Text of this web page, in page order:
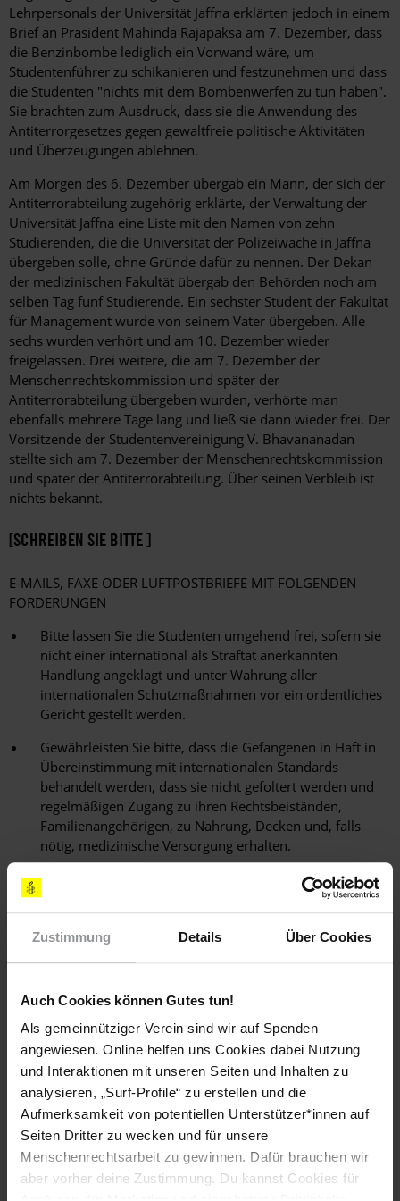
Zustimmung Details Über Cookies
Auch Cookies können Gutes tun!
Als gemeinnütziger Verein sind wir auf Spenden
angewiesen. Online helfen uns Cookies dabei Nutzung
und Interaktionen mit unseren Seiten und Inhalten zu
analysieren, „Surf-Profile“ zu erstellen und die
Aufmerksamkeit von potentiellen Unterstützer*innen auf
Seiten Dritter zu wecken und für unsere
Menschenrechtsarbeit zu gewinnen. Dafür brauchen wir
aber vorher deine Zustimmung. Du kannst Cookies für
Lehrpersonals der Universität Jaffna erklärten jedoch in einem
Brief an Präsident Mahinda Rajapaksa am 7. Dezember, dass
die Benzinbombe lediglich ein Vorwand wäre, um
Studentenführer zu schikanieren und festzunehmen und dass
die Studenten "nichts mit dem Bombenwerfen zu tun haben".
Sie brachten zum Ausdruck, dass sie die Anwendung des
Antiterrorgesetzes gegen gewaltfreie politische Aktivitäten
und Überzeugungen ablehnen.
Am Morgen des 6. Dezember übergab ein Mann, der sich der
Antiterrorabteilung zugehörig erklärte, der Verwaltung der
Universität Jaffna eine Liste mit den Namen von zehn
Studierenden, die die Universität der Polizeiwache in Jaffna
übergeben solle, ohne Gründe dafür zu nennen. Der Dekan
der medizinischen Fakultät übergab den Behörden noch am
selben Tag fünf Studierende. Ein sechster Student der Fakultät
für Management wurde von seinem Vater übergeben. Alle
sechs wurden verhört und am 10. Dezember wieder
freigelassen. Drei weitere, die am 7. Dezember der
Menschenrechtskommission und später der
Antiterrorabteilung übergeben wurden, verhörte man
ebenfalls mehrere Tage lang und ließ sie dann wieder frei. Der
Vorsitzende der Studentenvereinigung V. Bhavananadan
stellte sich am 7. Dezember der Menschenrechtskommission
und später der Antiterrorabteilung. Über seinen Verbleib ist
nichts bekannt.
[SCHREIBEN SIE BITTE ]
E-MAILS, FAXE ODER LUFTPOSTBRIEFE MIT FOLGENDEN
FORDERUNGEN
Bitte lassen Sie die Studenten umgehend frei, sofern sie
nicht einer international als Straftat anerkannten
Handlung angeklagt und unter Wahrung aller
internationalen Schutzmaßnahmen vor ein ordentliches
Gericht gestellt werden.
Gewährleisten Sie bitte, dass die Gefangenen in Haft in
Übereinstimmung mit internationalen Standards
behandelt werden, dass sie nicht gefoltert werden und
regelmäßigen Zugang zu ihren Rechtsbeiständen,
Familienangehörigen, zu Nahrung, Decken und, falls
nötig, medizinische Versorgung erhalten.
Ich möchte Sie dringend auffordern, die
Einschränkungen der freien Meinungsäußerung,
Versammlungs- und Vereinigungsfreiheit umgehend
aufzuheben, auch im Zusammenhang mit religiösen
bringen.
[APPELLE AN]
POLIZEICHEF
N K Illangakoon
New Secretariat
Colombo 1
SRI LANKA
(Anrede: Dear Inspector General / Sehr geehrter Herr